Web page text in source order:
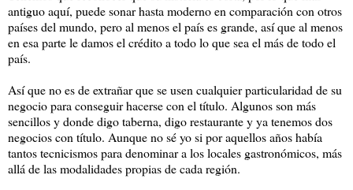
antiguo aquí, puede sonar hasta moderno en comparación con otros
países del mundo, pero al menos el país es grande, así que al menos
en esa parte le damos el crédito a todo lo que sea el más de todo el
país.
Así que no es de extrañar que se usen cualquier particularidad de su
negocio para conseguir hacerse con el título. Algunos son más
sencillos y donde digo taberna, digo restaurante y ya tenemos dos
negocios con título. Aunque no sé yo si por aquellos años había
tantos tecnicismos para denominar a los locales gastronómicos, más
allá de las modalidades propias de cada región.